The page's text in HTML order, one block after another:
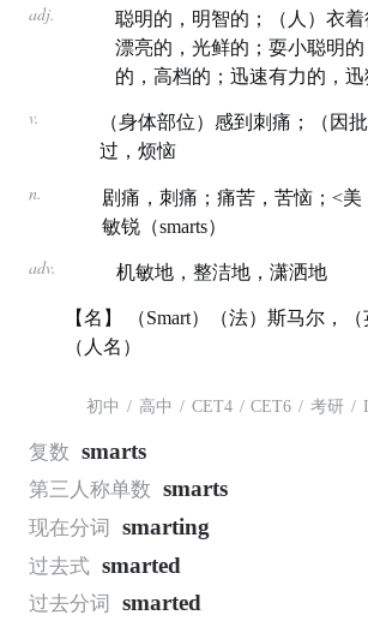
adj.
聪明的，明智的；（人）衣
漂亮的，光鲜的；耍小聪明
的，高档的；迅速有力的，
v.
（身体部位）感到刺痛；（因
过，烦恼
n.
剧痛，刺痛；痛苦，苦恼；<美
敏锐（smarts）
adv. 机敏地，整洁地，潇洒地
【名】 （Smart）（法）斯马尔，
（人名）
初中 / 高中 / CET4 / CET6 / 考研 /
复数 smarts
第三人称单数 smarts
现在分词 smarting
过去式 smarted
过去分词 smarted